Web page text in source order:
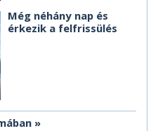
Még néhány nap és
érkezik a felfrissülés